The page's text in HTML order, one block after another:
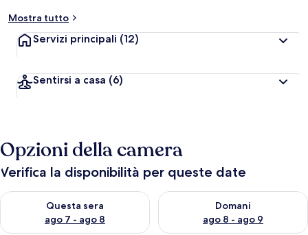
Mostra tutto
Servizi principali (12)
Sentirsi a casa (6)
Opzioni della camera
Verifica la disponibilità per queste date
Questa sera
ago 7 - ago 8
Verifica la disponibilità per questa sera, ago 7 - ago 8
Domani
ago 8 - ago 9
Verifica la disponibilità per